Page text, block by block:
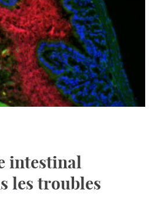
intestinal
les troubles